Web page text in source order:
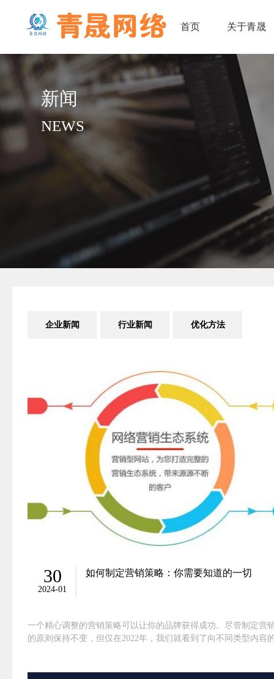
首页
关于青晟
新闻
NEWS
企业新闻 行业新闻 优化方法
30
2024-01
如何制定营销策略：你需要知道的一切
一个精心调整的营销策略可以让你的品牌获得成功。尽管制定营
的原则保持不变，但仅在2022年，我们就看到了向不同类型内容